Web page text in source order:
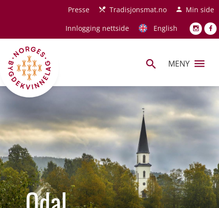
Hopp til hovedinnholdPresse Tradisjonsmat.no
Min side
Innlogging nettside
English
MENY